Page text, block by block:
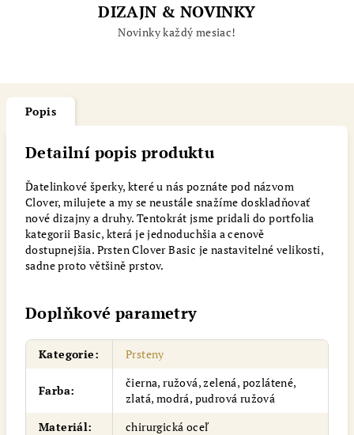
DIZAJN & NOVINKY
Novinky každý mesiac!
Popis
Detailní popis produktu
Ďatelinkové šperky, které u nás poznáte pod názvom
Clover, milujete a my se neustále snažíme doskladňovať
nové dizajny a druhy. Tentokrát jsme pridali do portfolia
kategorii Basic, která je jednoduchšia a cenově
dostupnejšia. Prsten Clover Basic je nastavitelné velikosti,
sadne proto většině prstov.
Doplňkové parametry
Kategorie: Prsteny
Farba:
čierna, ružová, zelená, pozlátené,
zlatá, modrá, pudrová ružová
Materiál: chirurgická oceľ